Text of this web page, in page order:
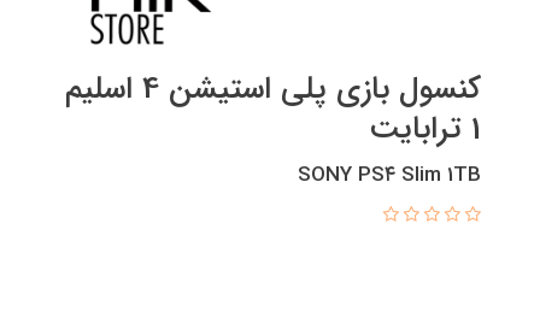
کنسول بازی پلی استیشن 4 اسلیم
1 ترابایت
SONY PS۴ Slim 1TB